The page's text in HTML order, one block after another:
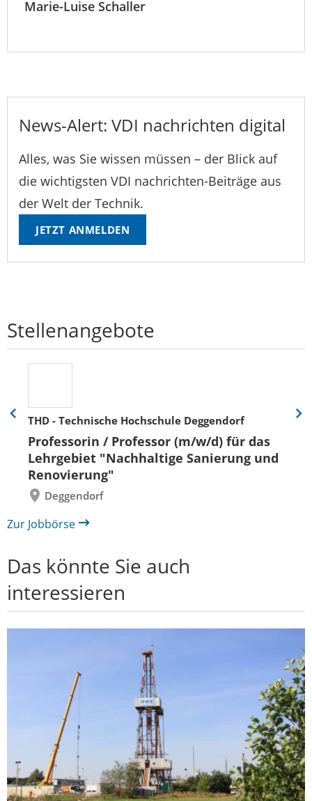
Marie-Luise Schaller
News-Alert: VDI nachrichten digital
Alles, was Sie wissen müssen – der Blick auf
die wichtigsten VDI nachrichten-Beiträge aus
der Welt der Technik.
JETZT ANMELDEN
Stellenangebote
THD - Technische Hochschule Deggendorf
Professorin / Professor (m/w/d) für das
Lehrgebiet "Nachhaltige Sanierung und
Renovierung"
Deggendorf
Eine
zurück
Eine
Zur Jobbörse
Das könnte Sie auch
interessieren